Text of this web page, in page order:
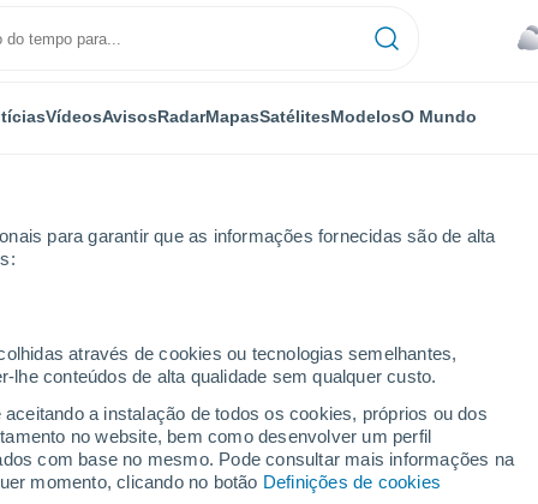
para garantir que as informações fornecidas são de alta
através de cookies ou tecnologias semelhantes,
conteúdos de alta qualidade sem qualquer custo.
a instalação de todos os cookies, próprios ou dos
no website, bem como desenvolver um perfil
com base no mesmo. Pode consultar mais informações na
momento, clicando no botão Definições de cookies
VídeosAvisosRadarMapasSatélitesModelosO Mundo
Naturais da Universidade Federal de Itajubáiniciou sua